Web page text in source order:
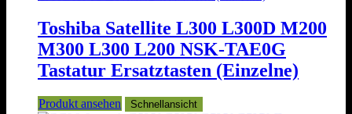
Toshiba Satellite L300 L300D M200
M300 L300 L200 NSK-TAE0G
Tastatur Ersatztasten (Einzelne)
Produkt ansehen Schnellansicht